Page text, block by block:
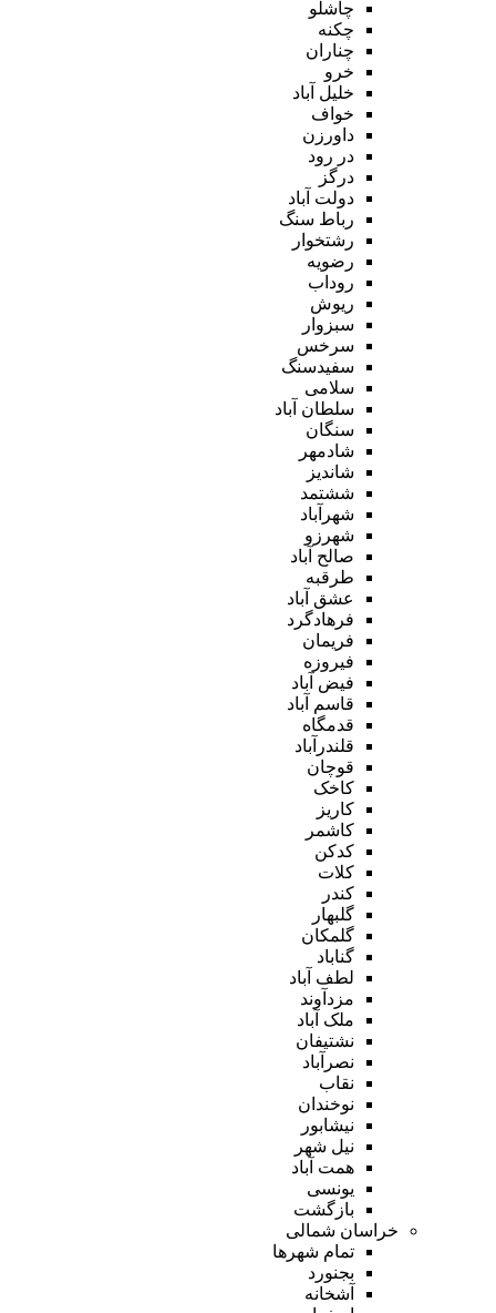
چاشلو
چکنه
چناران
خرو
خلیل آباد
خواف
داورزن
در رود
درگز
دولت آباد
رباط سنگ
رشتخوار
رضویه
روداب
ریوش
سبزوار
سرخس
سفیدسنگ
سلامی
سلطان آباد
سنگان
شادمهر
شاندیز
ششتمد
شهرآباد
شهرزو
صالح آباد
طرقبه
عشق آباد
فرهادگرد
فریمان
فیروزه
فیض آباد
قاسم آباد
قدمگاه
قلندرآباد
قوچان
کاخک
کاریز
کاشمر
کدکن
کلات
کندر
گلبهار
گلمکان
گناباد
لطف آباد
مزدآوند
ملک آباد
نشتیفان
نصرآباد
نقاب
نوخندان
نیشابور
نیل شهر
همت آباد
یونسی
بازگشت
خراسان شمالی
تمام شهر‌ها
بجنورد
آشخانه